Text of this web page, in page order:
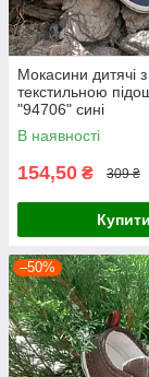
Мокасини дитячі з
текстильною
"94706" сині
В наявності
154,50 ₴ 309 ₴
Купити
–50%